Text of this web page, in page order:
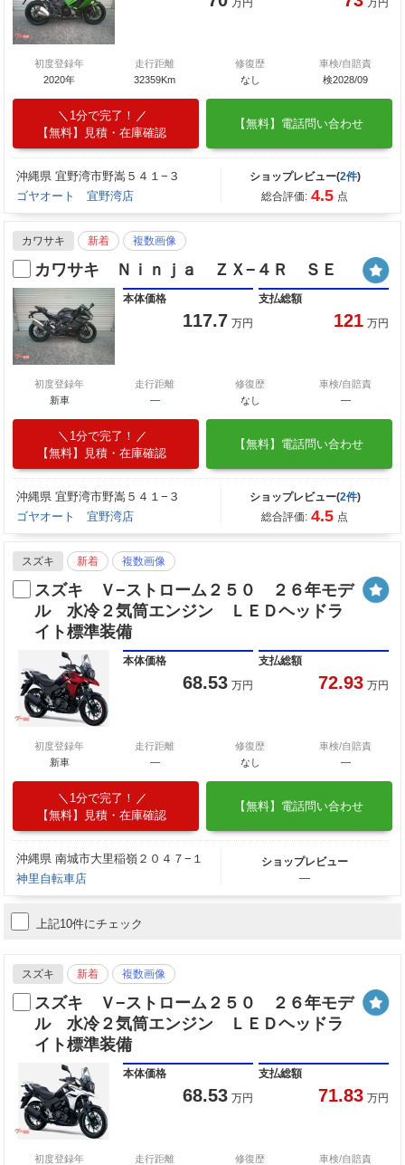
万円 万円
初度登録年
2020年
走行距離
32359Km
修復歴
なし
車検/自賠責
検2028/09
1分で完了！
【無料】見積・在庫確認
【無料】電話問い合わせ
沖縄県 宜野湾市野嵩５４１−３
ゴヤオート 宜野湾店
ショップレビュー(2件)
総合評価: 4.5 点
カワサキ 新着 複数画像
カワサキ Ｎｉｎｊａ ＺＸ−４Ｒ ＳＥ
本体価格
117.7 万円
支払総額
121 万円
初度登録年
新車
走行距離
—
修復歴
なし
車検/自賠責
―
1分で完了！
【無料】見積・在庫確認
【無料】電話問い合わせ
沖縄県 宜野湾市野嵩５４１−３
ゴヤオート 宜野湾店
ショップレビュー(2件)
総合評価: 4.5 点
スズキ 新着 複数画像
スズキ Ｖ−ストローム２５０ ２６年モデ
ル 水冷２気筒エンジン ＬＥＤヘッドラ
イト標準装備
本体価格
68.53 万円
支払総額
72.93 万円
初度登録年
新車
走行距離
—
修復歴
なし
車検/自賠責
―
1分で完了！
【無料】見積・在庫確認
【無料】電話問い合わせ
沖縄県 南城市大里稲嶺２０４７−１
神里自転車店
ショップレビュー
―
上記10件にチェック
スズキ 新着 複数画像
スズキ Ｖ−ストローム２５０ ２６年モデ
ル 水冷２気筒エンジン ＬＥＤヘッドラ
イト標準装備
本体価格
68.53 万円
支払総額
71.83 万円
初度登録年
走行距離
修復歴
車検/自賠責